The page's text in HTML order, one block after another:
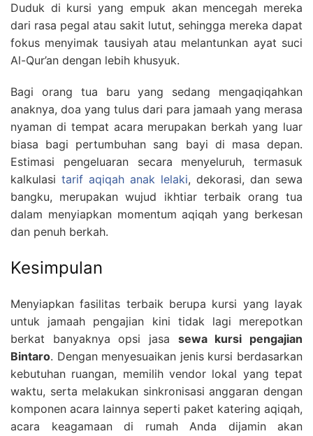
Duduk di kursi yang empuk akan mencegah mereka
dari rasa pegal atau sakit lutut, sehingga mereka dapat
fokus menyimak tausiyah atau melantunkan ayat suci
Al-Qur’an dengan lebih khusyuk.
Bagi orang tua baru yang sedang mengaqiqahkan
anaknya, doa yang tulus dari para jamaah yang merasa
nyaman di tempat acara merupakan berkah yang luar
biasa bagi pertumbuhan sang bayi di masa depan.
Estimasi pengeluaran secara menyeluruh, termasuk
kalkulasi tarif aqiqah anak lelaki, dekorasi, dan sewa
bangku, merupakan wujud ikhtiar terbaik orang tua
dalam menyiapkan momentum aqiqah yang berkesan
dan penuh berkah.
Kesimpulan
Menyiapkan fasilitas terbaik berupa kursi yang layak
untuk jamaah pengajian kini tidak lagi merepotkan
berkat banyaknya opsi jasa sewa kursi pengajian
Bintaro. Dengan menyesuaikan jenis kursi berdasarkan
kebutuhan ruangan, memilih vendor lokal yang tepat
waktu, serta melakukan sinkronisasi anggaran dengan
komponen acara lainnya seperti paket katering aqiqah,
acara keagamaan di rumah Anda dijamin akan